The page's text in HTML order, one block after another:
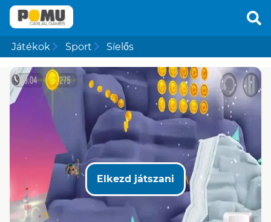
Játékok Sport Síelős
Elkezd játszani